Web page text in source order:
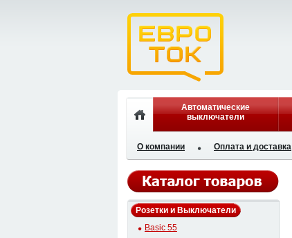
Автоматические
выключатели
О компании Оплата и доставка
Розетки и Выключатели
Basic 55